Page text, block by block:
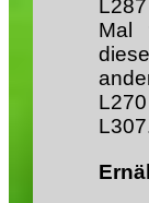
Mal